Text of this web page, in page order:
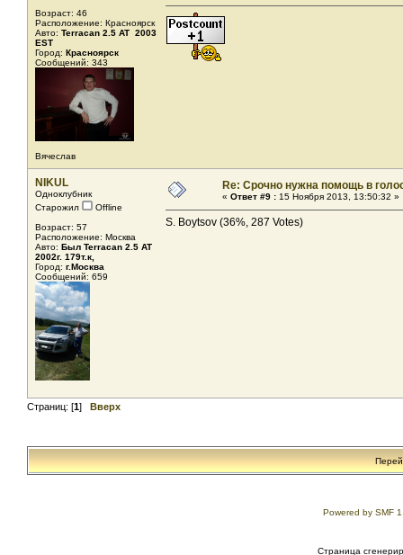
Возраст: 46
Расположение: Красноярск
Авто: Terracan 2.5 AT 2003
EST
Город: Красноярск
Сообщений: 343
Вячеслав
NIKUL
Одноклубник
Старожил
Offline
Возраст: 57
Расположение: Москва
Авто: Был Terracan 2.5 AT
2002г. 179т.к,
Город: г.Москва
Сообщений: 659
Re: Срочно нужна помощь в
« Ответ #9 : 15 Ноября 2013, 13:50:32 »
S. Boytsov (36%, 287 Votes)
Страниц: [1] Вверх
Powered by SMF
Страница